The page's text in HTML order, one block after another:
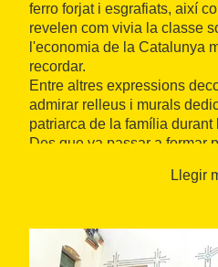
ferro forjat i esgrafiats, així
revelen com vivia la classe
l'economia de la Catalunya
recordar.
Entre altres expressions
admirar relleus i murals
patriarca de la família
Des que va passar a formar
d'exposicions dedicades als
Llegir